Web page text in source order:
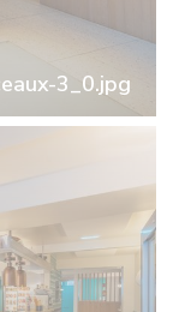
3_0.jpg